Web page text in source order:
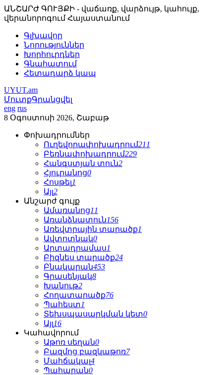
ԱՆՇԱՐԺ ԳՈՒՅՔԻ - վաճառք, վարձույթ, կահույք,
վերանորոգում Հայաստանում
Գլխավոր
Նորություններ
Խորհուրդներ
Գնահատում
Հետադարձ կապ
UYUT.am
ՄուտքԳրանցվել
eng rus
8 Օգոստոսի 2026, Շաբաթ
Փոխադրումներ
Ուղեվորափոխադրում211
Բեռնափոխադրում229
Հանգստյան տուն2
Հյուրանոց0
Հոսթել1
Այլ2
Անշարժ գույք
Ամառանոց11
Առանձնատուն156
Առեվտրային տարածք1
Ավտոտնակ0
Արտադրամաս1
Բիզնես տարածք24
Բնակարան453
Գրասենյակ8
Խանութ2
Հողատարածք76
Պահեստ1
Տեխսպասարկման կետ0
Այլ16
Կահավորում
Աթոռ սեղան0
Բազմոց բազկաթոռ7
Մահճակալ4
Պահարան0